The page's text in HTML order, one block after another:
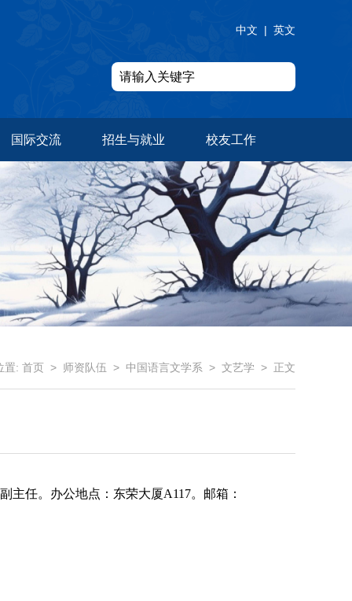
中文 | 英文
国际交流 招生与就业 校友工作
置: 首页 > 师资队伍 > 中国语言文学系 > 文艺学 > 正文
主任。办公地点：东荣大厦A117。邮箱：